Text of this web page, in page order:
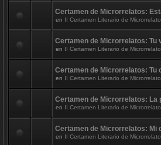
Certamen de Microrrelatos:
en II Certamen Literario de
Certamen de Microrrelatos: Tu
en II Certamen Literario de
Certamen de Microrrelatos: Tu
en II Certamen Literario de
Certamen de Microrrelatos: La
en II Certamen Literario de
Certamen de Microrrelatos: Mi
en II Certamen Literario de